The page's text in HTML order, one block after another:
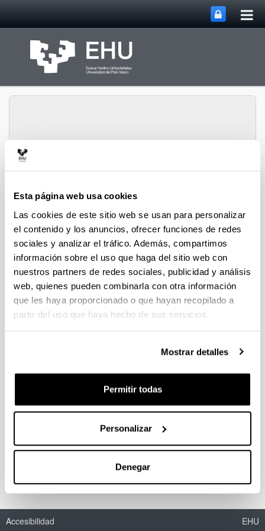
Esta página web usa cookies
Las cookies de este sitio web se usan para personalizar
el contenido y los anuncios, ofrecer funciones de redes
sociales y analizar el tráfico. Además, compartimos
información sobre el uso que haga del sitio web con
nuestros partners de redes sociales, publicidad y análisis
web, quienes pueden combinarla con otra información
que les haya proporcionado o que hayan recopilado a
partir del uso que haya hecho de sus servicios.
Mostrar detalles
Permitir todas
Personalizar
Denegar
Población y Patrimonio
Hiri-Historia
Estudios Urbanísticos
Autoría:
Beascoechea Gangoiti, José Mª
Revista:
Volumen:
171 - 190
Accesibilidad EHU